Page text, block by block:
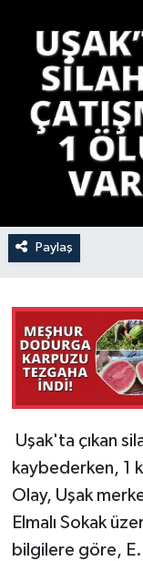
Paylaş
Uşak'ta çıkan
kaybederken, 1
Olay, Uşak
Elmalı Sokak
bilgilere göre,
YAŞAM